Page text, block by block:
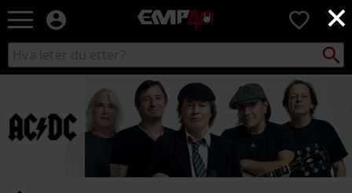
×
EMP
Musikk,
TV
og
gaming
merch
Alternativ
mote
0
Søk
i
Søk